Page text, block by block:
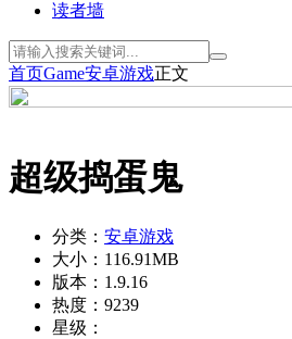
读者墙
首页Game安卓游戏正文
超级捣蛋鬼
分类： 安卓游戏
大小： 116.91MB
版本： 1.9.16
热度： 9239
星级：